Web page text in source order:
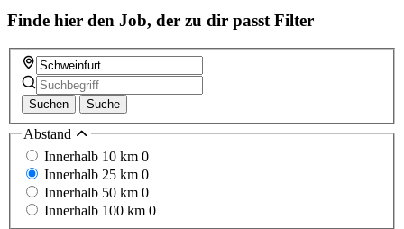
Finde hier den Job, der zu dir passt Filter
Suchen Suche
Abstand
Innerhalb 10 km 0
Innerhalb 25 km 0
Innerhalb 50 km 0
Innerhalb 100 km 0